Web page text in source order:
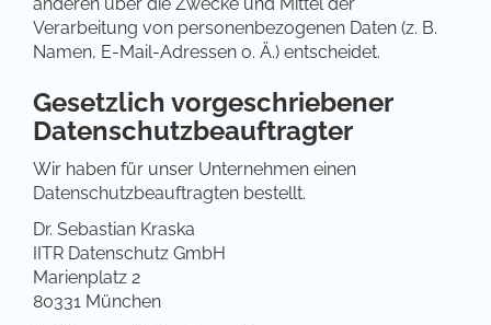
Verarbeitung von personenbezogenen Daten (z. B.
Namen, E-Mail-Adressen o. Ä.) entscheidet.
Gesetzlich vorgeschriebener
Datenschutzbeauftragter
Wir haben für unser Unternehmen einen
Datenschutzbeauftragten bestellt.
Dr. Sebastian Kraska
IITR Datenschutz GmbH
Marienplatz 2
80331 München